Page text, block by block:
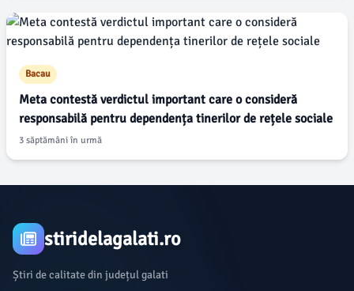
Bacau
Meta contestă verdictul important care o consideră
responsabilă pentru dependența tinerilor de rețele sociale
3 săptămâni în urmă
stiridelagalati.ro
Știri de calitate din județul galati